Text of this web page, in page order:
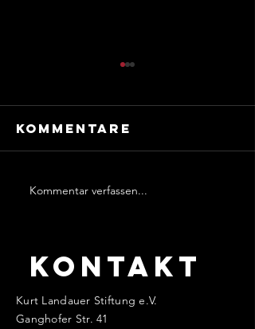
WILLY FRIESER
Kommentare
Kommentar verfassen...
KONTAKT
Kurt Landauer Stiftung e.V.
Ganghofer Str. 41